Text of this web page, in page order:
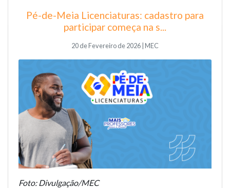
Pé-de-Meia Licenciaturas: cadastro para
participar começa na s...
20 de Fevereiro de 2026 | MEC
Foto: Divulgação/MEC